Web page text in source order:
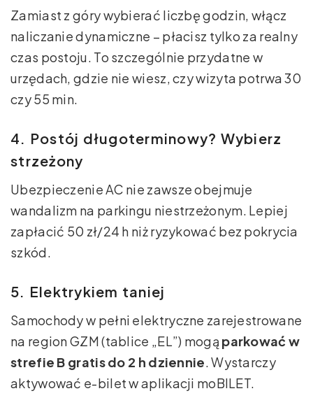
Zamiast z góry wybierać liczbę godzin, włącz
naliczanie dynamiczne – płacisz tylko za realny
czas postoju. To szczególnie przydatne w
urzędach, gdzie nie wiesz, czy wizyta potrwa 30
czy 55 min.
4. Postój długoterminowy? Wybierz
strzeżony
Ubezpieczenie AC nie zawsze obejmuje
wandalizm na parkingu niestrzeżonym. Lepiej
zapłacić 50 zł/24 h niż ryzykować bez pokrycia
szkód.
5. Elektrykiem taniej
Samochody w pełni elektryczne zarejestrowane
na region GZM (tablice „EL”) mogą parkować w
strefie B gratis do 2 h dziennie. Wystarczy
aktywować e-bilet w aplikacji moBILET.